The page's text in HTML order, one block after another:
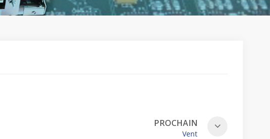
PROCHAIN
Vent